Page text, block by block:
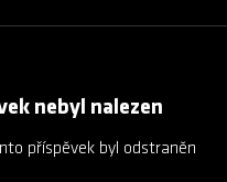
nebyl nalezen
příspěvek byl odstraněn